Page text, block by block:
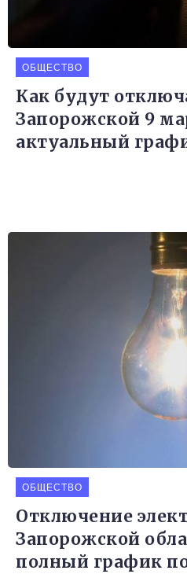
ОБЩЕСТВО
Как будут
Запорожской 9
актуальный
ОБЩЕСТВО
Отключение
Запорожской
полный график